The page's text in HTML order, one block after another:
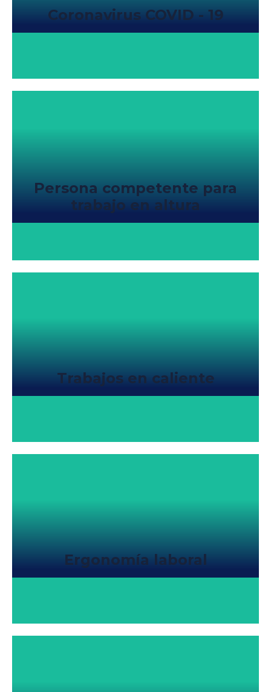
Coronavirus COVID - 19
Persona competente para
trabajo en altura
Trabajos en caliente
Ergonomía laboral